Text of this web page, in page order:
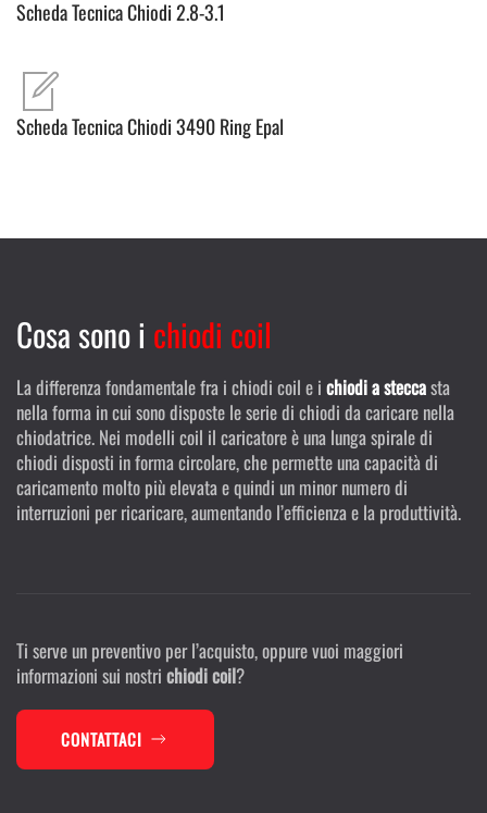
Scheda Tecnica Chiodi 2.8-3.1
Scheda Tecnica Chiodi 3490 Ring Epal
Cosa sono i chiodi coil
La differenza fondamentale fra i chiodi coil e i chiodi a steccasta
nella forma in cui sono disposte le serie di chiodi da caricare nella
chiodatrice. Nei modelli coil il caricatore è una lunga spirale di
chiodi disposti in forma circolare, che permette una capacità di
caricamento molto più elevata e quindi un minor numero di
interruzioni per ricaricare, aumentando l’efficienza e la produttività.
Ti serve un preventivo per l’acquisto, oppure vuoi maggiori
informazioni sui nostri chiodi coil?
CONTATTACI